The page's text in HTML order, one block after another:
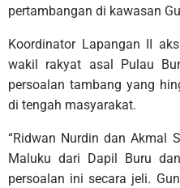
pertambangan di kawasan
Koordinator Lapangan II
wakil rakyat asal Pulau
persoalan tambang yang
di tengah masyarakat.
“Ridwan Nurdin dan Akmal
Maluku dari Dapil Buru
persoalan ini secara jeli.